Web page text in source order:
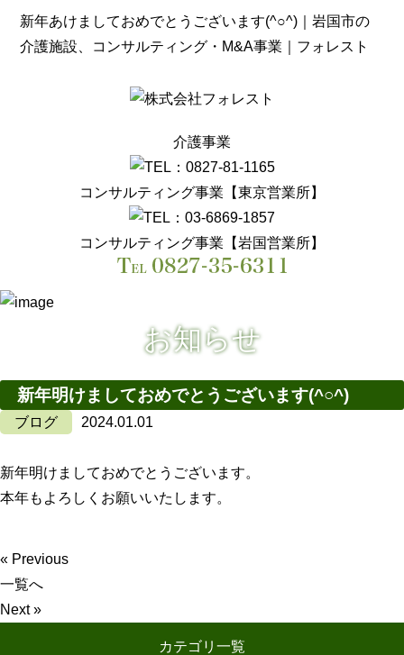
新年あけましておめでとうございます(^○^)｜岩国市の
介護施設、コンサルティング・M&A事業｜フォレスト
介護事業
コンサルティング事業【東京営業所】
コンサルティング事業【岩国営業所】
お知らせ
新年明けましておめでとうございます(^○^)
ブログ 2024.01.01
新年明けましておめでとうございます。
本年もよろしくお願いいたします。
« Previous
一覧へ
Next »
カテゴリ一覧